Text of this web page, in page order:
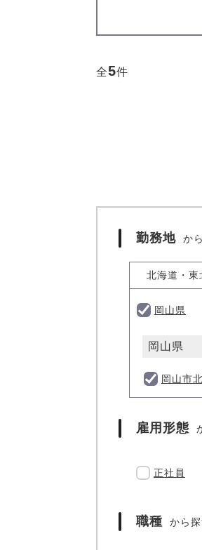
全5件
勤務地 か
北海道・東
岡山県
岡山県
岡山市
雇用形態
正社員
職種 から